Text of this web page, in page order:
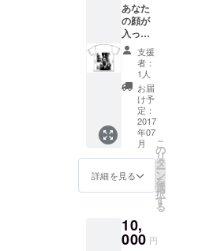
あなた
の顔が
入った
写真を
プリン
トしたT
シャツ
を作り
す！！
そのT
シャツ
を着て
最低1週
間は
す
支援
者：
1人
お届
け予
定：
2017
年07
月
詳細を見る
こ
の
リ
タ
ー
ン
を
選
択
す
る
10,
000 円